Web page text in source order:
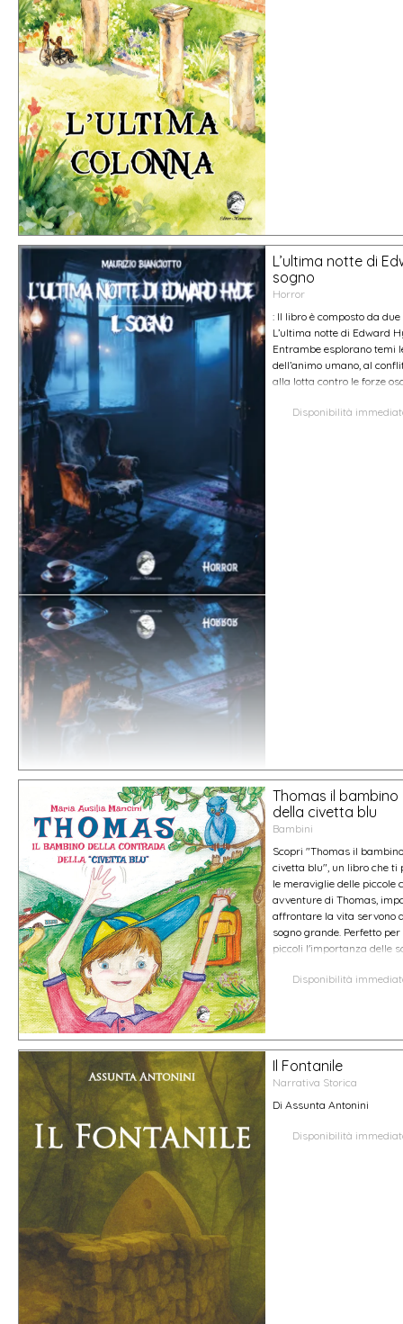
L’ultima notte di
sogno
Horror
: Il libro è composto da
L’ultima notte di Edward
Entrambe esplorano temi
dell’animo umano, al
alla lotta contro le forze
Disponibilità
Thomas il
della civetta blu
Bambini
Scopri "Thomas il
civetta blu", un libro che ti
le meraviglie delle piccole
avventure di Thomas,
affrontare la vita servono
sogno grande. Perfetto
piccoli l'importanza delle
Disponibilità
Il Fontanile
Narrativa Storica
Di Assunta Antonini
Disponibilità